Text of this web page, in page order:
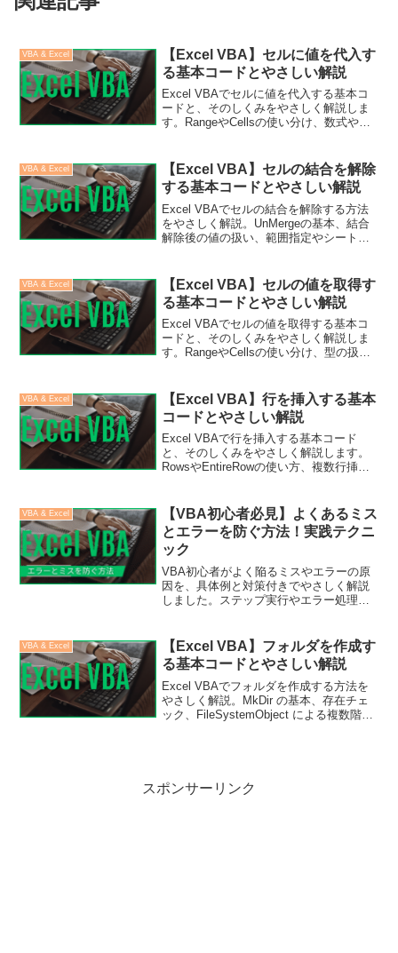
VBA & Excel
【Excel VBA】セルに値を代入す
る基本コードとやさしい解説
Excel VBAでセルに値を代入する基本コ
ードと、そのしくみをやさしく解説しま
す。RangeやCellsの使い分け、数式や日
VBA & Excel
【Excel VBA】セルの結合を解除
する基本コードとやさしい解説
Excel VBAでセルの結合を解除する方法
をやさしく解説。UnMergeの基本、結合
解除後の値の扱い、範囲指定やシート全
VBA & Excel
【Excel VBA】セルの値を取得す
る基本コードとやさしい解説
Excel VBAでセルの値を取得する基本コ
ードと、そのしくみをやさしく解説しま
す。RangeやCellsの使い分け、型の扱い
VBA & Excel
【Excel VBA】行を挿入する基本
コードとやさしい解説
Excel VBAで行を挿入する基本コード
と、そのしくみをやさしく解説します。
RowsやEntireRowの使い方、複数行挿入
VBA & Excel
【VBA初心者必見】よくあるミス
とエラーを防ぐ方法！実践テクニ
ック
VBA初心者がよく陥るミスやエラーの原
因を、具体例と対策付きでやさしく解説
しました。ステップ実行やエラー処理
VBA & Excel
【Excel VBA】フォルダを作成す
る基本コードとやさしい解説
Excel VBAでフォルダを作成する方法を
やさしく解説。MkDir の基本、存在チェ
ック、FileSystemObject による複数階層
スポンサーリンク